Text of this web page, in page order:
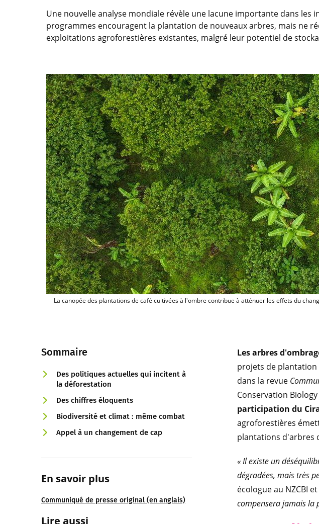
Une nouvelle analyse mondiale révèle une lacune importante dans
programmes encouragent la plantation de nouveaux arbres, mais ne
exploitations agroforestières existantes, malgré leur potentiel de
La canopée des plantations de café cultivées à l'ombre contribue à atténuer les effets du
Sommaire
Des politiques actuelles qui incitent à
la déforestation
Des chiffres éloquents
Biodiversité et climat : même combat
Appel à un changement de cap
En savoir plus
Communiqué de presse original (en anglais)
Lire aussi
Les arbres
projets de
dans la revue
Conservation
participation du
agroforestières
plantations d'arbres
« Il existe un
dégradées, mais très
écologue au NZCBI
compensera jamais la